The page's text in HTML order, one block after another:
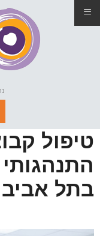
טיפול
בתל אביב
≡